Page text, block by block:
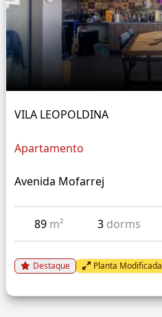
VILA LEOPOLDINA
Apartamento
Avenida Mofarrej
89 m² 3 dorms
Destaque Planta Modificada